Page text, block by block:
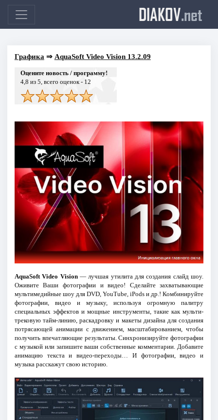
DIAKOV.net
Графика ⇒ AquaSoft Video Vision 13.2.09
Оцените новость / программу!
4,8 из 5, всего оценок - 12
AquaSoft Video Vision— лучшая утилита для создания слайд шоу.
Оживите Ваши фотографии и видео! Сделайте захватывающие
мультимедийные шоу для DVD, YouTube, iPods и др.! Комбинируйте
фотографии, видео и музыку, используя огромную палитру
специальных эффектов и мощные инструменты, такие как мульти-
трековую тайм-линию, раскадровку и макеты дизайна для создания
потрясающей анимации с движением, масштабированием, чтобы
получить впечатляющие результаты. Синхронизируйте фотографии
с музыкой или запишите ваши собственные комментарии. Добавите
анимацию текста и видео-переходы… И фотографии, видео и
музыка расскажут свою историю.